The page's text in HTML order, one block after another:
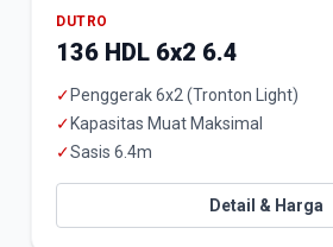
DUTRO
136 HDL 6x2 6.4
✓ Penggerak 6x2 (Tronton Light)
✓ Kapasitas Muat Maksimal
✓Sasis 6.4m
Detail & Harga